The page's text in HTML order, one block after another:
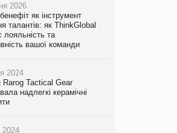
2026
як інструмент
талантів: як ThinkGlobal
лояльність та
вашої команди
2024
Rarog Tactical Gear
надлегкі керамічні
2024